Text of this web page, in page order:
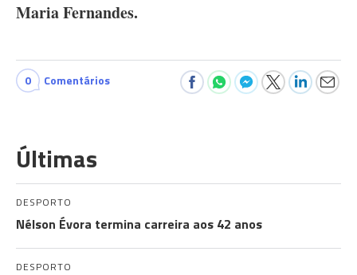
Maria Fernandes.
0 Comentários
Últimas
DESPORTO
Nélson Évora termina carreira aos 42 anos
DESPORTO